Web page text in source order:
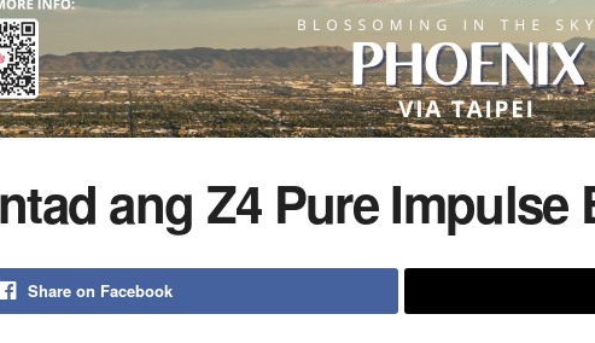
ang Z4 Pure Impulse
Share on Facebook